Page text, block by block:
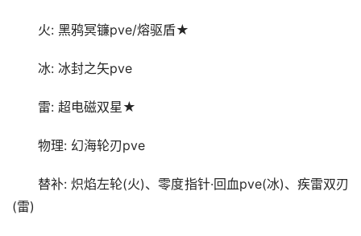
火: 黑鸦冥镰pve/熔驱盾★
冰: 冰封之矢pve
雷: 超电磁双星★
物理: 幻海轮刃pve
替补: 炽焰左轮(火)、零度指针·回血pve(冰)、疾雷双刃
(雷)